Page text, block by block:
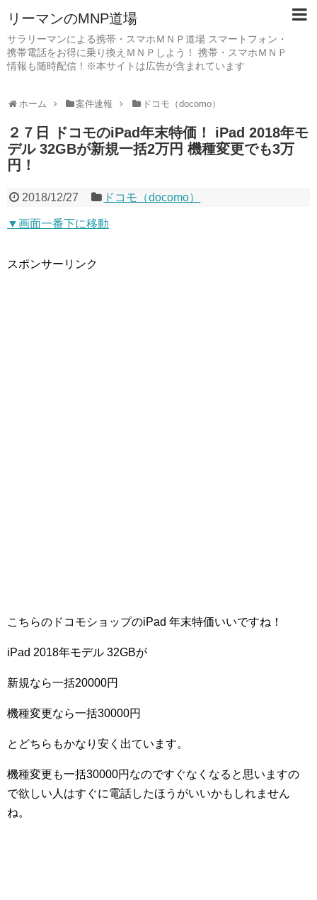
リーマンのMNP道場
サラリーマンによる携帯・スマホＭＮＰ道場 スマートフォン・
携帯電話をお得に乗り換えＭＮＰしよう！ 携帯・スマホＭＮＰ
情報も随時配信！※本サイトは広告が含まれています
ホーム 案件速報 ドコモ（docomo）
２７日 ドコモのiPad年末特価！ iPad 2018年モ
デル 32GBが新規一括2万円 機種変更でも3万
円！
2018/12/27 ドコモ（docomo）
▼画面一番下に移動
スポンサーリンク
こちらのドコモショップのiPad 年末特価いいですね！
iPad 2018年モデル 32GBが
新規なら一括20000円
機種変更なら一括30000円
とどちらもかなり安く出ています。
機種変更も一括30000円なのですぐなくなると思いますの
で欲しい人はすぐに電話したほうがいいかもしれません
ね。